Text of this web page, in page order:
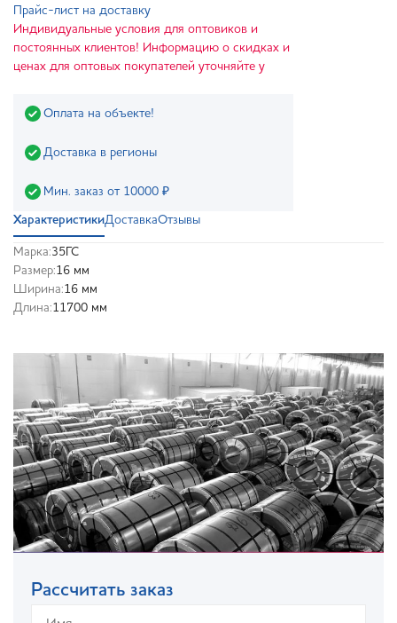
Прайс-лист на доставку
Индивидуальные условия для оптовиков и
постоянных клиентов! Информацию о скидках и
ценах для оптовых покупателей уточняйте у
Оплата на объекте!
Доставка в регионы
Мин. заказ от 10000 ₽
ХарактеристикиДоставкаОтзывы
Марка:35ГС
Размер:16 мм
Ширина:16 мм
Длина:11700 мм
Рассчитать заказ